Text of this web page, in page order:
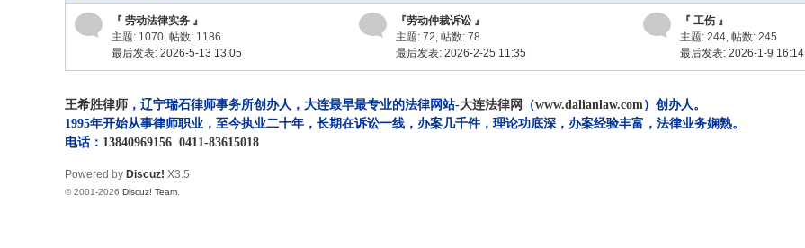
希
律
师
『 劳动法律实务 』
主题: 1070, 帖数: 1186
最后发表: 2026-5-13 13:05
『劳动仲裁诉讼 』
主题: 72, 帖数: 78
最后发表: 2026-2-25 11:35
『 工伤 』
主题: 244, 帖数: 245
最后发表: 2026-1-9 16:14
王希胜律师 ，辽宁瑞石律师事务所创办人，大连最早最专业的法律网站-大连法律网 （www.dalianlaw.com）创办人。
1995年开始从事律师职业，至今执业二十年，长期在诉讼一线，办案几千件，理论功底深，办案经验丰富，法律业务娴熟。
电话： 13840969156 0411-83615018
Powered by Discuz! X3.5
© 2001-2026 Discuz! Team